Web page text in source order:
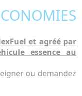
et agréé par
essence au
ou demandez